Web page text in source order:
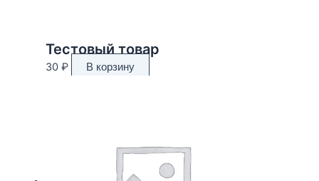
Тестовый товар
30 ₽ В корзину